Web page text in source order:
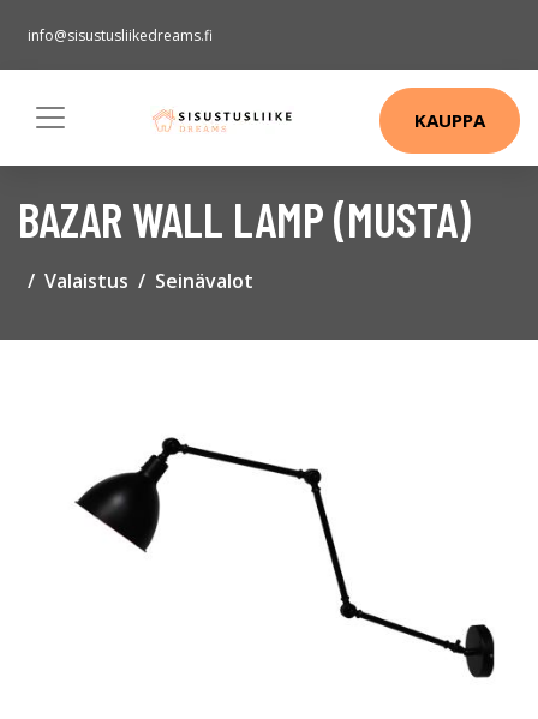
info@sisustusliikedreams.fi
KAUPPA
BAZAR WALL LAMP (MUSTA)
Valaistus Seinävalot